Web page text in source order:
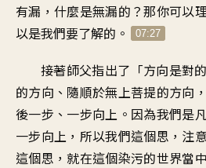
有漏 ，什麼是無漏的 ？那你可以
以是我們要了解的 。 07:27
接著師父指出了 「方向是對的
的方向 、 隨順於無上菩提的方向 ，
後一步、一步向上 。 因為我們是
一步向上 ， 所以我們這個思 ， 注
這個思 ，就在這個染污的世界當